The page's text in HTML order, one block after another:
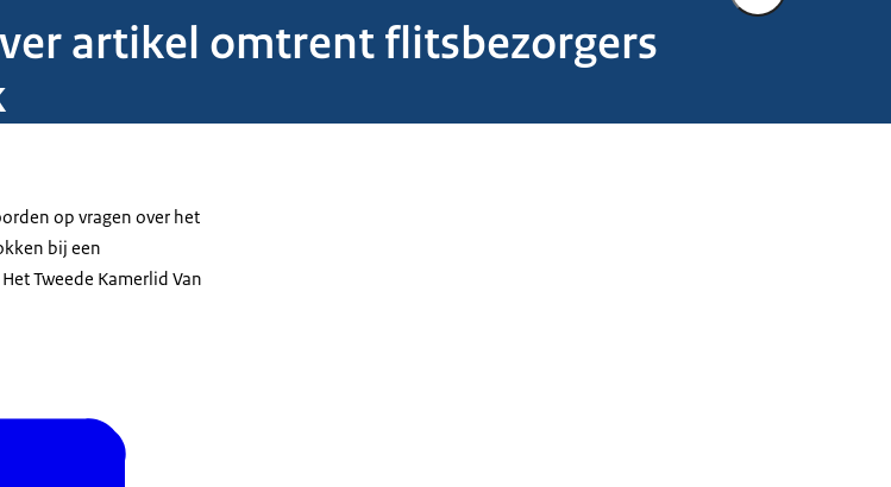
artikel omtrent flitsbezorgers
op vragen over het
bij een
Tweede Kamerlid Van